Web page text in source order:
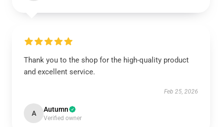
Thank you to the shop for the high-quality product
and excellent service.
Feb 25, 2026
A Autumn
Verified owner